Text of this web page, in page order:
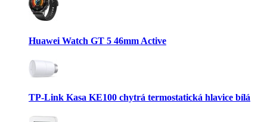
Huawei Watch GT 5 46mm Active
TP-Link Kasa KE100 chytrá termostatická hlavice bílá